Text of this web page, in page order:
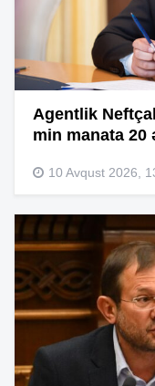
Agentlik
min manata 20
10 Avqust 2026,